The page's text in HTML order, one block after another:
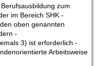
zum
im Bereich SHK -
oben genannten
-
3) ist erforderlich -
Arbeitsweise